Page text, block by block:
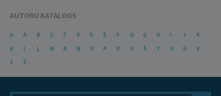
AUTORU KATALOGS
A Ā B C Č D E Ē F G Ģ H I J
K
Ķ
L Ļ M N Ņ O P R S Š T U Ū
V
Z
Ž